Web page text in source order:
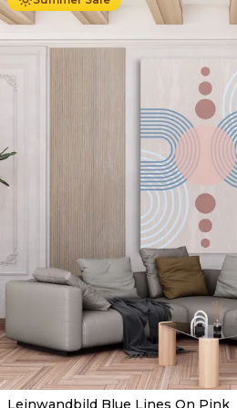
Leinwandbild Blue Lines On Pink